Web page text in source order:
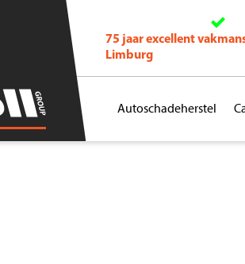
75 jaar excellent
Limburg
Autoschadeherstel